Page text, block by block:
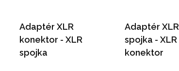
Adaptér XLR
konektor - XLR
spojka
Adaptér XLR
spojka - XLR
konektor